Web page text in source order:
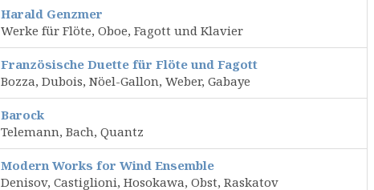
Harald Genzmer
Werke für Flöte, Oboe, Fagott und Klavier
Französische Duette für Flöte und Fagott
Bozza, Dubois, Nöel-Gallon, Weber, Gabaye
Barock
Telemann, Bach, Quantz
Modern Works for Wind Ensemble
Denisov, Castiglioni, Hosokawa, Obst, Raskatov